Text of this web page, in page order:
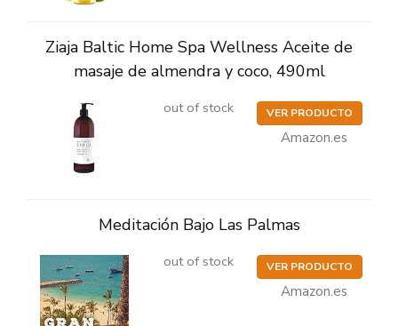
Ziaja Baltic Home Spa Wellness Aceite de
masaje de almendra y coco, 490ml
out of stock VER PRODUCTO
Amazon.es
Meditación Bajo Las Palmas
out of stock VER PRODUCTO
Amazon.es